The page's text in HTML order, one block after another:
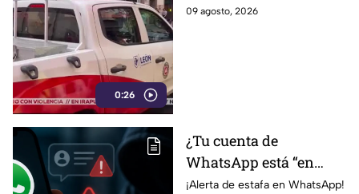
0:26
registro subterráneo
09 agosto, 2026
¿Tu cuenta de
WhatsApp está “en
revisión”? Este mensaje
¡Alerta de estafa en WhatsApp!